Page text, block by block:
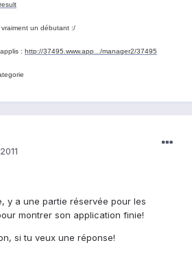
un débutant :/
: http://37495.www.app.../manager2/37495
y a une partie réservée pour les
montrer son application finie!
si tu veux une réponse!